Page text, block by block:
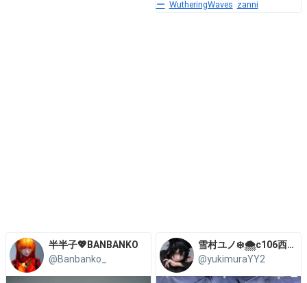
ー WutheringWaves zanni
半半子💖BANBANKO
@Banbanko_
雪村ユノ❄️🌨c106西か-51b 2日目
@yukimuraYY2